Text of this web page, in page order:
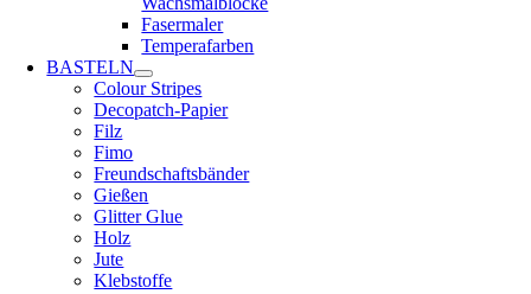
Fasermaler
Temperafarben
BASTELN
Colour Stripes
Decopatch-Papier
Filz
Fimo
Freundschaftsbänder
Gießen
Glitter Glue
Holz
Jute
Klebstoffe